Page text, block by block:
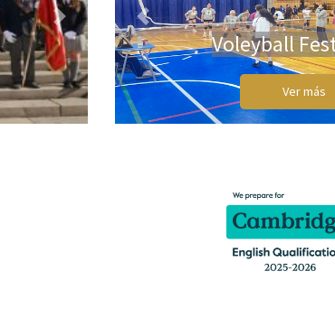
Next
Voleyball
Ver más
Previous